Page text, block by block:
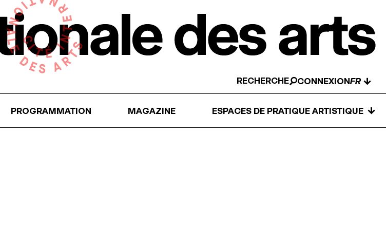
RECHERCHE CONNEXION ↓
PROGRAMMATION MAGAZINE ESPACES DE PRATIQUE ARTISTIQUE ↓